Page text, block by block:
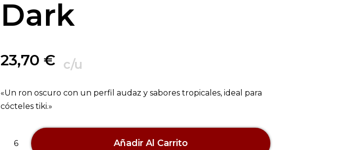
Dark
23,70 € c/u
«Un ron oscuro con un perfil audaz y sabores tropicales, ideal para
cócteles tiki.»
Añadir Al Carrito